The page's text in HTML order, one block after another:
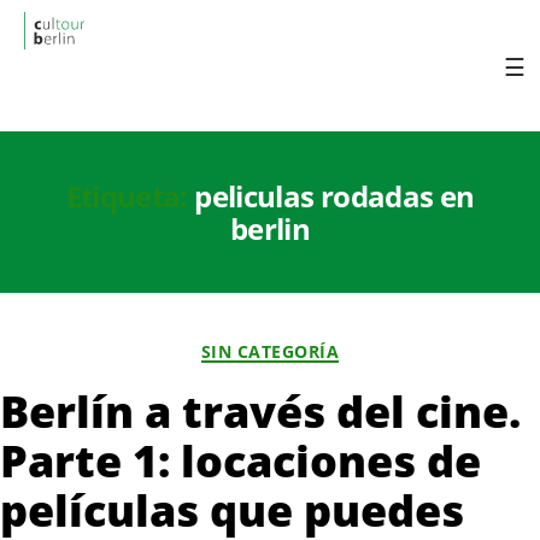
Etiqueta: peliculas rodadas en
berlin
SIN CATEGORÍA
Berlín a través del cine.
Parte 1: locaciones de
películas que puedes